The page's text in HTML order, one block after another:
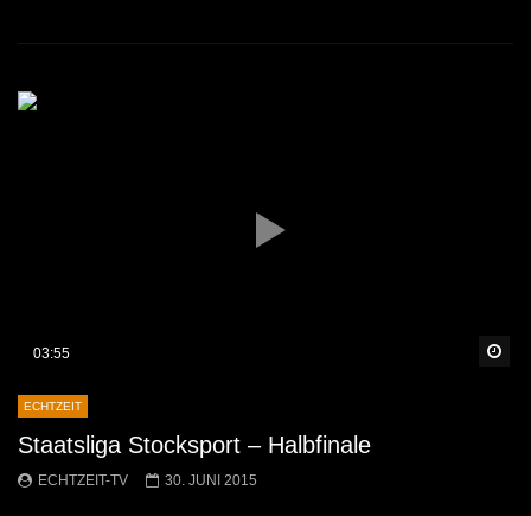
03:55
ECHTZEIT
Staatsliga Stocksport – Halbfinale
ECHTZEIT-TV 30. JUNI 2015